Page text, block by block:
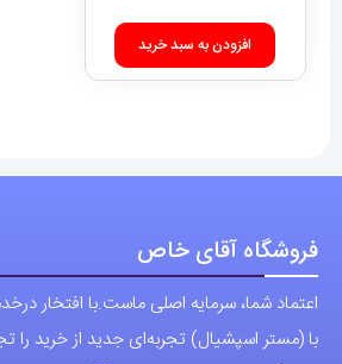
افزودن به سبد خرید
فروشگاه آقای خاص
اعتماد شما، سرمایه اصلی ماست.با افتخار
با (مستر اسپشیال) تجربه‌ای جدید از خرید را